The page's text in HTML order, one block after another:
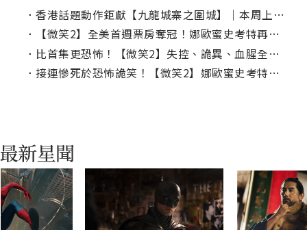
． 香港話題動作鉅獻【九龍城寨之圍城】｜本周上線、電視首播推薦
．
【微笑2】全美首週票房奪冠！娜歐蜜史考特再獻美聲歌喉
． 比首集更恐怖！【微笑2】失控、詭異、血腥全都放大10倍！
． 接連慘死於恐怖詭笑！【微笑2】娜歐蜜史考特有望破解詛咒？